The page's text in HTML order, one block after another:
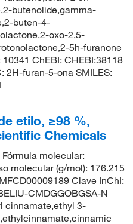
butenolide,gamma-
buten-4-
oxo-2,5-
5h-furanone
10341 ChEBI: CHEBI:38118
2H-furan-5-ona SMILES:
etilo, ≥98 %,
Chemicals
molecular:
molecular (g/mol): 176.215
Clave InChI:
CMDGGOBGSA-N
cinnamate,ethyl 3-